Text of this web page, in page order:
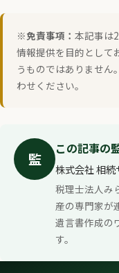
※免責事項： 本記事は
情報提供を目的として
うものではありません
わせください。
監
この記事の
株式会社 相続
税理士法人み
産の専門家が
遺言書作成の
す。